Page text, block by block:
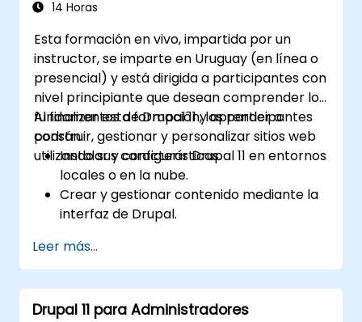
14 Horas
Esta formación en vivo, impartida por un
instructor, se imparte en Uruguay (en línea o
presencial) y está dirigida a participantes con
nivel principiante que desean comprender los
fundamentos de Drupal 11 y aprender a
construir, gestionar y personalizar sitios web
utilizando sus características.
Al finalizar esta formación, los participantes
podrán:
Instalar y configurar Drupal 11 en entornos
locales o en la nube.
Crear y gestionar contenido mediante la
interfaz de Drupal.
web mediante temas.
Ampliar las funcionalidades del sitio web
con módulos y complementos.
Comprender los roles de usuario, los
Leer más...
Drupal 11 para Administradores